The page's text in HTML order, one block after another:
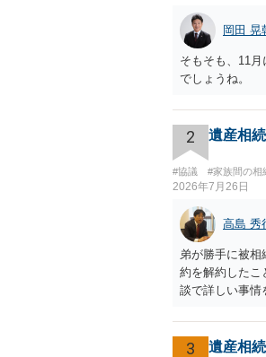
岡田 晃
そもそも、11
でしょうね。
2 遺産相
#協議 #家族間の相
2026年7月26日
高島 秀
弟が勝手に被
約を解約したこ
談で詳しい事情
3 遺産相